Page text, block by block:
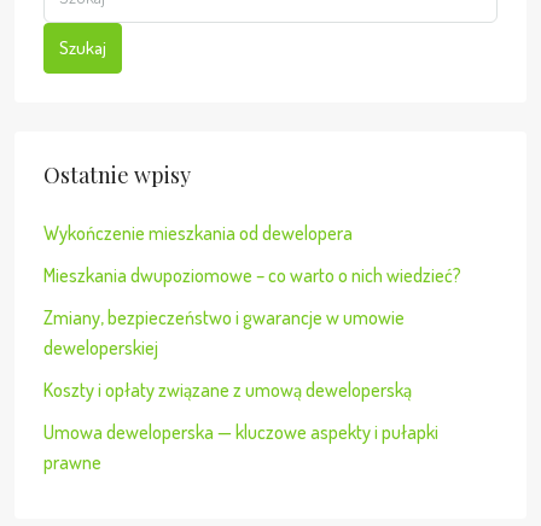
Szukaj
Ostatnie wpisy
Wykończenie mieszkania od dewelopera
Mieszkania dwupoziomowe – co warto o nich wiedzieć?
Zmiany, bezpieczeństwo i gwarancje w umowie
deweloperskiej
Koszty i opłaty związane z umową deweloperską
Umowa deweloperska — kluczowe aspekty i pułapki
prawne